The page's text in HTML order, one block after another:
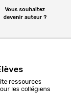
Vous souhaitez
devenir auteur ?
ressources
les collégiens